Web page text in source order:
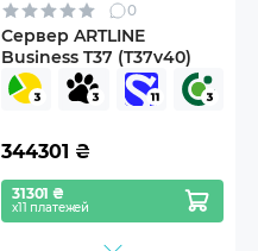
0
Сервер ARTLINE
Business T37 (T37v40)
344301 ₴
31301 ₴
х11 платежей